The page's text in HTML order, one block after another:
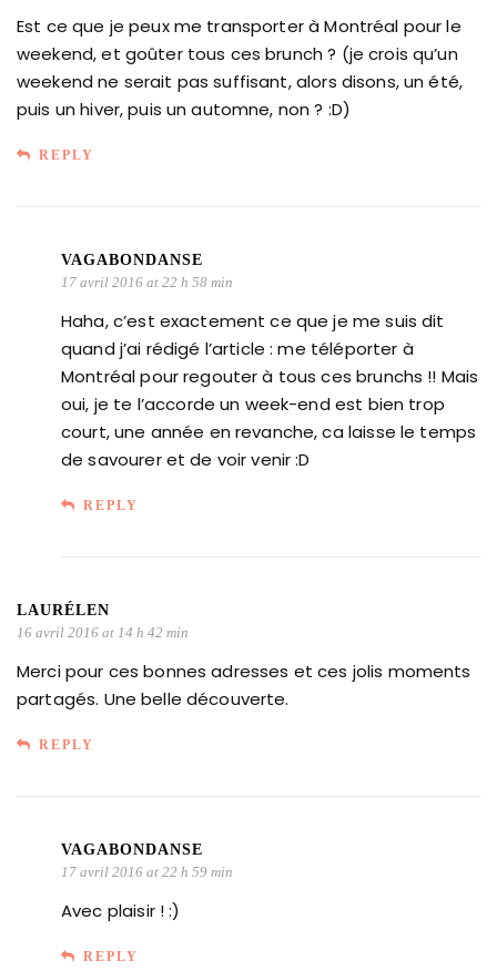
Est ce que je peux me transporter à Montréal pour le
weekend, et goûter tous ces brunch ? (je crois qu’un
weekend ne serait pas suffisant, alors disons, un été,
puis un hiver, puis un automne, non ? :D)
REPLY
VAGABONDANSE
17 avril 2016 at 22 h 58 min
Haha, c’est exactement ce que je me suis dit
quand j’ai rédigé l’article : me téléporter à
Montréal pour regouter à tous ces brunchs !! Mais
oui, je te l’accorde un week-end est bien trop
court, une année en revanche, ca laisse le temps
de savourer et de voir venir :D
REPLY
LAURÉLEN
16 avril 2016 at 14 h 42 min
Merci pour ces bonnes adresses et ces jolis moments
partagés. Une belle découverte.
REPLY
VAGABONDANSE
17 avril 2016 at 22 h 59 min
Avec plaisir ! :)
REPLY